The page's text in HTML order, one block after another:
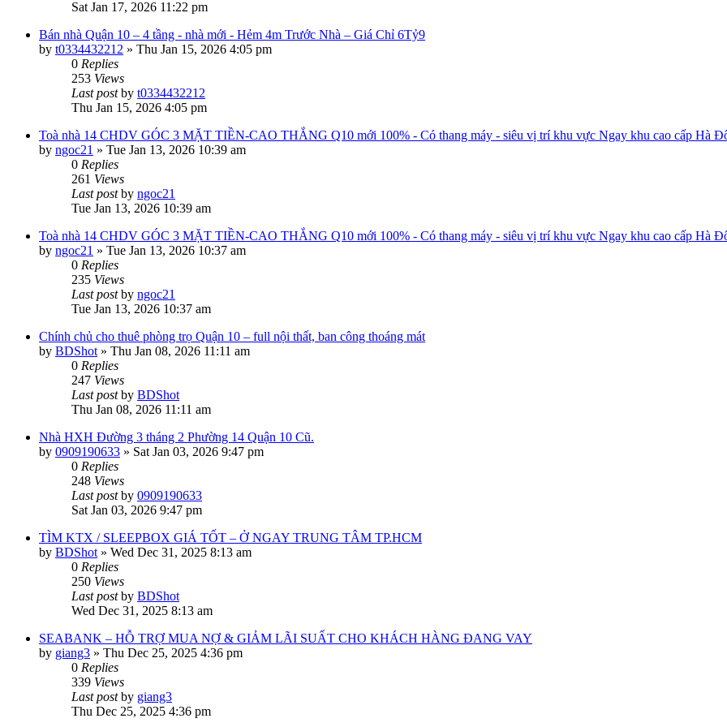
Sat Jan 17, 2026 11:22 pm
Bán nhà Quận 10 – 4 tầng - nhà mới - Hẻm 4m Trước Nhà – Giá Chỉ 6Tỷ9
by t0334432212 » Thu Jan 15, 2026 4:05 pm
0 Replies
253 Views
Last postby t0334432212
Thu Jan 15, 2026 4:05 pm
Toà nhà 14 CHDV GÓC 3 MẶT TIỀN-CAO THẮNG Q10 mới 100% - Có thang máy - siêu vị trí khu vực Ngay khu cao cấp Hà
by ngoc21 » Tue Jan 13, 2026 10:39 am
0 Replies
261 Views
Last postby ngoc21
Tue Jan 13, 2026 10:39 am
Toà nhà 14 CHDV GÓC 3 MẶT TIỀN-CAO THẮNG Q10 mới 100% - Có thang máy - siêu vị trí khu vực Ngay khu cao cấp Hà
by ngoc21 » Tue Jan 13, 2026 10:37 am
0 Replies
235 Views
Last postby ngoc21
Tue Jan 13, 2026 10:37 am
Chính chủ cho thuê phòng trọ Quận 10 – full nội thất, ban công thoáng mát
by BDShot » Thu Jan 08, 2026 11:11 am
0 Replies
247 Views
Last postby BDShot
Thu Jan 08, 2026 11:11 am
Nhà HXH Đường 3 tháng 2 Phường 14 Quận 10 Cũ.
by 0909190633 » Sat Jan 03, 2026 9:47 pm
0 Replies
248 Views
Last postby 0909190633
Sat Jan 03, 2026 9:47 pm
TÌM KTX / SLEEPBOX GIÁ TỐT – Ở NGAY TRUNG TÂM TP.HCM
by BDShot » Wed Dec 31, 2025 8:13 am
0 Replies
250 Views
Last postby BDShot
Wed Dec 31, 2025 8:13 am
SEABANK – HỖ TRỢ MUA NỢ & GIẢM LÃI SUẤT CHO KHÁCH HÀNG ĐANG VAY
by giang3 » Thu Dec 25, 2025 4:36 pm
0 Replies
339 Views
Last postby giang3
Thu Dec 25, 2025 4:36 pm